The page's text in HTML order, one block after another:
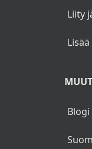
Liity
MUUT
Blogi